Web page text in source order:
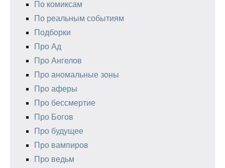
По комиксам
По реальным событиям
Подборки
Про Ад
Про Ангелов
Про аномальные зоны
Про аферы
Про бессмертие
Про Богов
Про будущее
Про вампиров
Про ведьм